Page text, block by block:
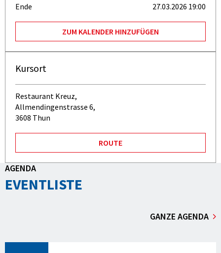
Ende 27.03.2026 19:00
ZUM KALENDER HINZUFÜGEN
Kursort
Restaurant Kreuz,
Allmendingenstrasse 6,
3608 Thun
ROUTE
AGENDA
EVENTLISTE
GANZE AGENDA